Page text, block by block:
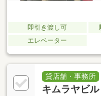
即引き渡し可
エレベーター
貸店舗・事務所
キムラヤビル